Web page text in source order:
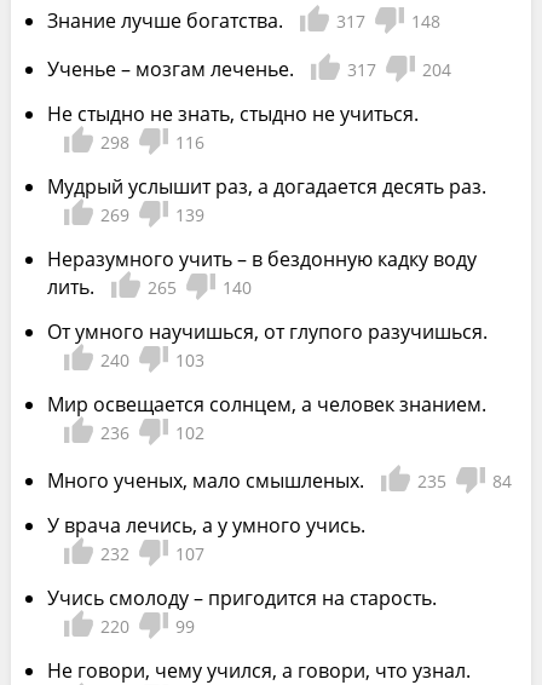
Знание лучше богатства. 317 148
Ученье – мозгам леченье. 317 204
Не стыдно не знать, стыдно не учиться.
298 116
Мудрый услышит раз, а догадается десять раз.
269 139
Неразумного учить – в бездонную кадку воду
лить.
265 140
От умного научишься, от глупого разучишься.
240 103
Мир освещается солнцем, а человек знанием.
236 102
Много ученых, мало смышленых. 235 84
У врача лечись, а у умного учись.
232 107
Учись смолоду – пригодится на старость.
220 99
Не говори, чему учился, а говори, что узнал.